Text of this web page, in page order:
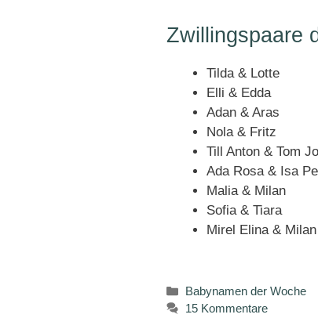
Zwillingspaare
Tilda & Lotte
Elli & Edda
Adan & Aras
Nola & Fritz
Till Anton & Tom
Ada Rosa & Isa
Malia & Milan
Sofia & Tiara
Mirel Elina &
Kategorien
Babynamen der Woche
15 Kommentare